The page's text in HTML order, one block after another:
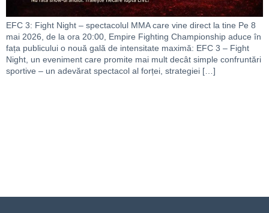
EFC 3: Fight Night – spectacolul MMA care vine direct la tine Pe 8
mai 2026, de la ora 20:00, Empire Fighting Championship aduce în
fața publicului o nouă gală de intensitate maximă: EFC 3 – Fight
Night, un eveniment care promite mai mult decât simple confruntări
sportive – un adevărat spectacol al forței, strategiei […]